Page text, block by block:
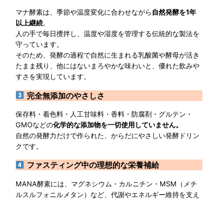
マナ酵素は、季節や温度変化に合わせながら 自然発酵を1年
以上継続。
人の手で毎日攪拌し、温度や湿度を管理する伝統的な製法を
守っています。
そのため、発酵の過程で自然に生まれる乳酸菌や酵母が活き
たまま残り、他にはないまろやかな味わいと、優れた飲みや
すさを実現しています。
完全無添加のやさしさ
保存料・着色料・人工甘味料・香料・防腐剤・グルテン・
GMOなどの化学的な添加物を一切使用していません。
自然の発酵力だけで作られた、からだにやさしい発酵ドリン
クです。
ファスティング中の理想的な栄養補給
MANA酵素には、マグネシウム・カルニチン・MSM（メチ
ルスルフォニルメタン）など、代謝やエネルギー維持を支え